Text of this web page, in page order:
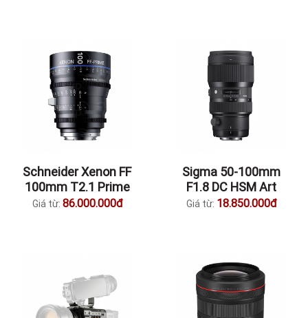
Schneider Xenon FF
100mm T2.1 Prime
Giá từ: 86.000.000đ
Sigma 50-100mm
F1.8 DC HSM Art
Giá từ: 18.850.000đ